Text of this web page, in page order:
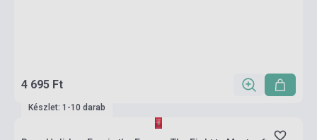
4 695 Ft
Készlet: 1-10 darab